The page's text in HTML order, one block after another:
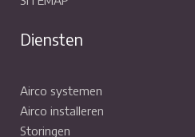
Diensten
Airco systemen
Airco installeren
Storingen